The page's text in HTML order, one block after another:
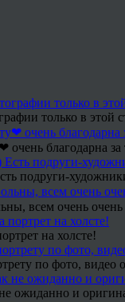
только в этой
очень благодарна
подруги-
всем очень
на холсте!
по фото, видео
ожиданно и